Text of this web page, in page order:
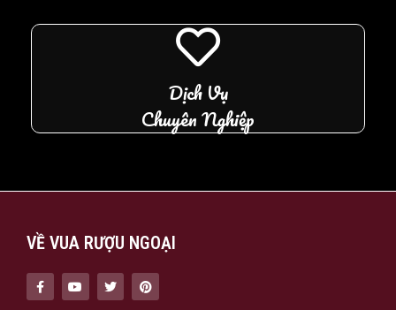
Dịch Vụ
Chuyên Nghiệp
VỀ VUA RƯỢU NGOẠI